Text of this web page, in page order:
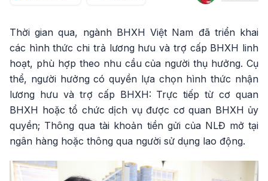
Thời gian qua, ngành BHXH Việt Nam đã triển khai
các hình thức chi trả lương hưu và trợ cấp BHXH linh
hoạt, phù hợp theo nhu cầu của người thụ hưởng. Cụ
thể, người hưởng có quyền lựa chọn hình thức nhận
lương hưu và trợ cấp BHXH: Trực tiếp từ cơ quan
BHXH hoặc tổ chức dịch vụ được cơ quan BHXH ủy
quyền; Thông qua tài khoản tiền gửi của NLĐ mở tại
ngân hàng hoặc thông qua người sử dụng lao động.